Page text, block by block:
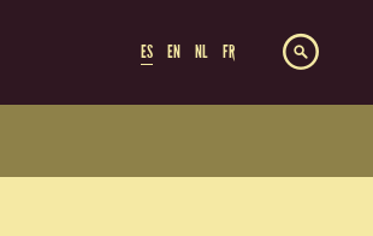
ES EN NL FR